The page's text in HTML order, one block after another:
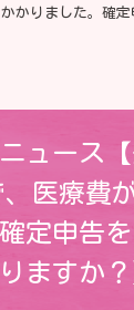
かりました。確
ュース
医療費
定申告
ますか？